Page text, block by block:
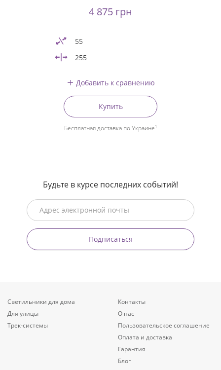
4 875 грн
55
255
Добавить к сравнению
Купить
Бесплатная доставка по Украине1
Будьте в курсе последних событий!
Подписаться
Светильники для дома
Для улицы
Трек-системы
Контакты
О нас
Пользовательское соглашение
Оплата и доставка
Гарантия
Блог